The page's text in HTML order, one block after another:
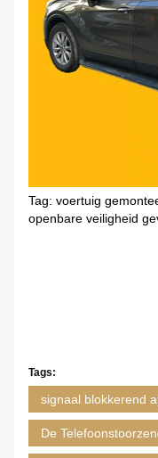
Tag: voertuig
openbare veiligheid
Tags:
signaal blokkerend
De